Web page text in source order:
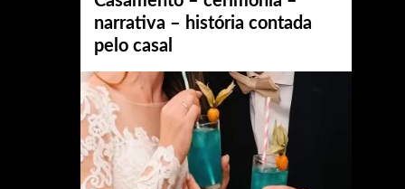
narrativa – história contada
pelo casal